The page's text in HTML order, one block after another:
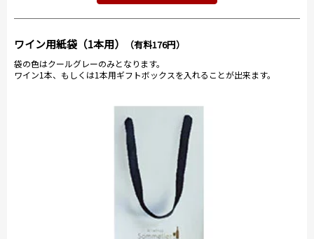
ワイン用紙袋（1本用） （有料176円）
袋の色はクールグレーのみとなります。
ワイン1本、もしくは1本用ギフトボックスを入れることが出来ます。